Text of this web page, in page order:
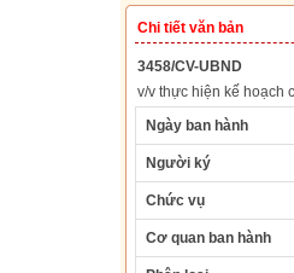
Chi tiết văn bản
3458/CV-UBND
v/v thực hiện kế hoạch
Ngày ban hành
Người ký
Chức vụ
Cơ quan ban hành